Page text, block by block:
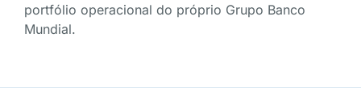
portfólio operacional do próprio Grupo Banco
Mundial.